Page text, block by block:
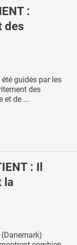
:
des
guidés par les
des
et de ...
: Il
la
(Danemark)